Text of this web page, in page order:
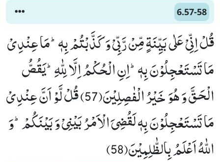
6.57-58
قُلْ اِنِّیْ عَلٰى بَیِّنَةٍ مِّنْ رَّبِّیْ وَ كَذَّبْتُمْ بِهٖؕ-مَا عِنْدِیْ
مَا تَسْتَعْجِلُوْنَ بِهٖؕ-اِنِ الْحُكْمُ اِلَّا لِلّٰهِؕ-یَقُصُّ
الْحَقَّ وَ هُوَ خَیْرُ الْفٰصِلِیْنَ(57) قُلْ لَّوْ اَنَّ عِنْدِیْ
مَا تَسْتَعْجِلُوْنَ بِهٖ لَقُضِیَ الْاَمْرُ بَیْنِیْ وَ بَیْنَكُمْؕ-وَ
اللّٰهُ اَعْلَمُ بِالظّٰلِمِیْنَ(58)